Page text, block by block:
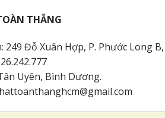
THẮNG
249 Đỗ Xuân Hợp, P. Phước Long
Uyên, Bình Dương.